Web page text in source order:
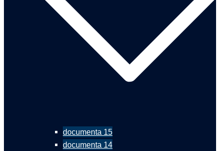
documenta 15
documenta 14